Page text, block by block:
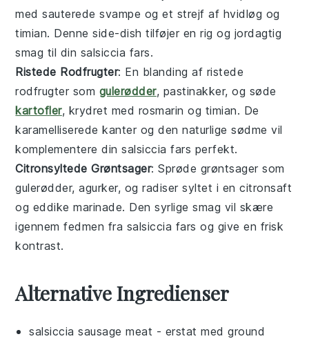
med sauteredesvampe og et strejf af hvidløg og
timian. Denne side-dish tilføjer en rig og jordagtig
smag til din salsiccia fars.
Ristede Rodfrugter: En blanding af ristede
rodfrugter som gulerødder, pastinakker, og søde
kartofler, krydret med rosmarin og timian. De
karamelliserede kanter og den naturlige sødme vil
komplementere dinsalsiccia fars perfekt.
Citronsyltede Grøntsager: Sprøde grøntsager som
gulerødder,agurker, ogradiser syltet i encitronsaft
og eddike marinade. Den syrlige smag vil skære
igennem fedmen fra salsiccia fars og give en frisk
kontrast.
Alternative Ingredienser
salsiccia sausage meat - erstat medground